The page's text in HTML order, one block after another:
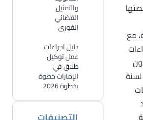
مع
رقم (32) لسنة
والتمثيل
القضائي
الفوري
دليل اجراءات
عمل توكيل
طلاق في
الإمارات خطوة
بخطوة 2026